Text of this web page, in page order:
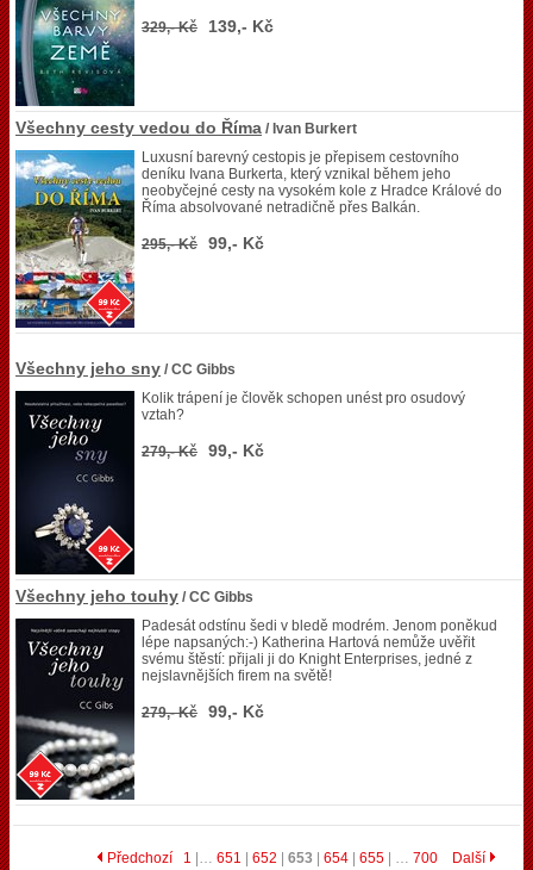
329,- Kč 139,- Kč
Všechny cesty vedou do Říma / Ivan Burkert
Luxusní barevný cestopis je přepisem cestovního
deníku Ivana Burkerta, který vznikal během jeho
neobyčejné cesty na vysokém kole z Hradce Králové do
Říma absolvované netradičně přes Balkán.
295,- Kč 99,- Kč
Všechny jeho sny / CC Gibbs
Kolik trápení je člověk schopen unést pro osudový
vztah?
279,- Kč 99,- Kč
Všechny jeho touhy / CC Gibbs
Padesát odstínu šedi v bledě modrém. Jenom poněkud
lépe napsaných:-) Katherina Hartová nemůže uvěřit
svému štěstí: přijali ji do Knight Enterprises, jedné z
nejslavnějších firem na světě!
279,- Kč 99,- Kč
Předchozí 1 |… 651 652 653 654 655 | … 700 Další